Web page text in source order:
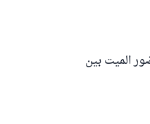
: ويشترط أيضا : حضور الميت بين